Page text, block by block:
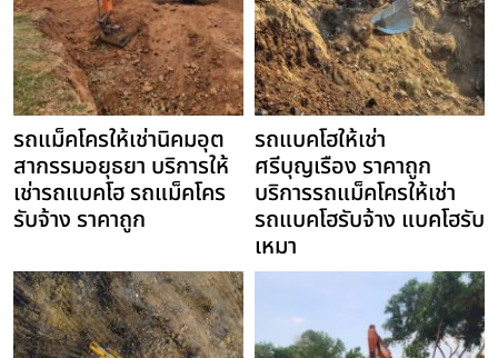
รถแม็คโครให้เช่านิคมอุต
สากรรมอยุธยา บริการให้
เช่ารถแบคโฮ รถแม็คโคร
รับจ้าง ราคาถูก
รถแบคโฮให้เช่า
ศรีบุญเรือง ราคาถูก
บริการรถแม็คโครให้เช่า
รถแบคโฮรับจ้าง แบคโฮรับ
เหมา